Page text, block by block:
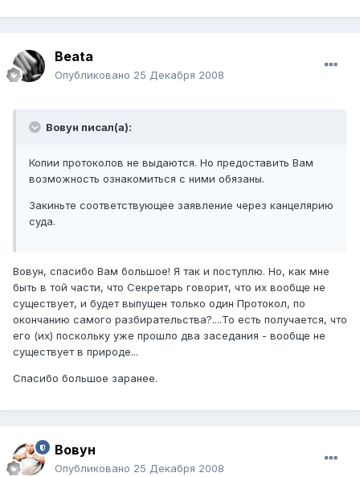
Beata
Опубликовано 25 Декабря 2008
Вовун писал(а):
Копии протоколов не выдаются. Но предоставить Вам
возможность ознакомиться с ними обязаны.
Закиньте соответствующее заявление через канцелярию
суда.
Вовун, спасибо Вам большое! Я так и поступлю. Но, как мне
быть в той части, что Секретарь говорит, что их вообще не
существует, и будет выпущен только один Протокол, по
окончанию самого разбирательства?....То есть получается, что
его (их) поскольку уже прошло два заседания - вообще не
существует в природе...
Спасибо большое заранее.
Вовун
Опубликовано 25 Декабря 2008